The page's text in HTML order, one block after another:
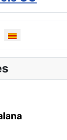
idioma